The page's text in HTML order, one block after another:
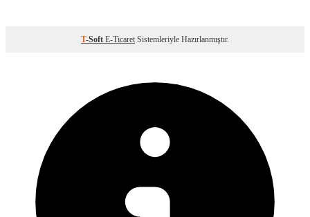
T-Soft E-Ticaret Sistemleriyle Hazırlanmıştır.